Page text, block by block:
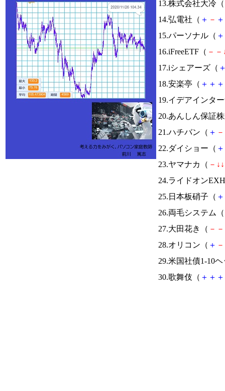
13.株式会社大冷（
14.弘電社（ ＋ － ＋
15.パーソナル（ ＋
16.iFreeETF（ － －
17.iシェアーズ（
18.安楽亭（ ＋ ＋ ＋
19.イデアインタ
20.あんしん保証
21.ハチバン（ ＋ －
22.ダイショー（ ＋
23.ヤマナカ（ － ↓ ↓
24.ライドオン
25.日本板硝子（ ＋
26.両毛システム（
27.大田花き（ － －
28.オリコン（ ＋ －
29.米国社債1-10
30.歌舞伎（ ＋ ＋ ＋